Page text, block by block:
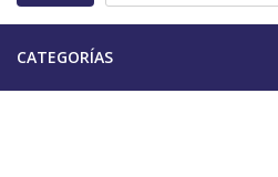
CATEGORÍAS